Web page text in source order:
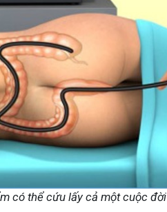
có thể cứu lấy cả một cuộc đời
gia nhóm